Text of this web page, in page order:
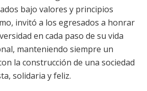
bajo valores y principios
invitó a los egresados a honrar
en cada paso de su vida
manteniendo siempre un
la construcción de una sociedad
solidaria y feliz.